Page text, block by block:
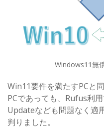
Windows11無
Win11要件を満たすPCと
PCであっても、Rufus利
Updateなども問題なく適
判りました。